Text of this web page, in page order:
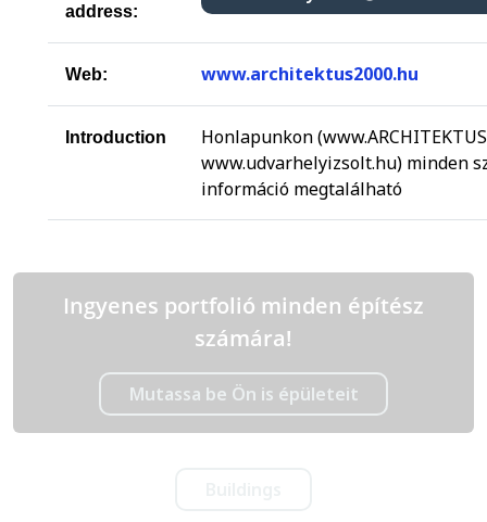
address:
Web: www.architektus2000.hu
Introduction
Honlapunkon
www.udvarhelyizsolt.hu) minden
információ megtalálható
Ingyenes portfolió minden építész
számára!
Mutassa be Ön is épületeit